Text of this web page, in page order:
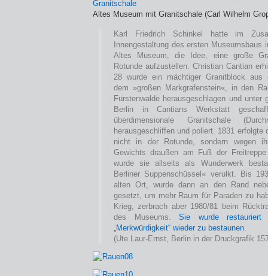
Altes Museum mit Granitschale (Carl Wilhelm
Karl Friedrich Schinkel hatte im
Innengestaltung des ersten Museumsbaus
Altes Museum, die Idee, eine große
Rotunde aufzustellen. Christian Cantian
28 wurde ein mächtiger Granitblock aus
dem »großen Markgrafenstein«, in den
Fürstenwalde herausgeschlagen und unter
Berlin in Cantians Werkstatt
überdimensionale Granitschale
herausgeschliffen und poliert. 1831 erfolgte
nicht in der Rotunde, sondern wegen
Gewichts draußen am Fuß der
wurde sie allseits als Wunderwerk
Berliner Suppenschüssel« verulkt. Bis
alten Ort, wurde dann an den Rand
gesetzt, um mehr Raum für Paraden zu
Krieg, zerbrach aber 1980/81 beim
des Museums. Sie wurde
„Merkwürdigkeit“ wieder zu bestaunen.
(Ute Laur-Ernst, Berlin in der Druckgrafik